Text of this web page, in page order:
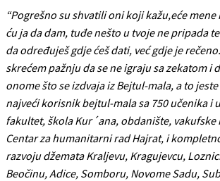
“Pogrešno su shvatili oni koji kažu,eće
ću ja da dam, tuđe nešto u tvoje ne pripada
da određuješ gdje ćeš dati, već gdje je
skrećem pažnju da se ne igraju sa zekatom i
onome što se izdvaja iz Bejtul-mala, a to
najveći korisnik bejtul-mala sa 750 učenika i
fakultet, škola Kur´ana, obdanište,
Centar za humanitarni rad Hajrat, i
razvoju džemata Kraljevu, Kragujevcu,
Beočinu, Adice, Somboru, Novome Sadu,